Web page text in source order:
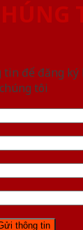
để đăng ký
chúng tôi